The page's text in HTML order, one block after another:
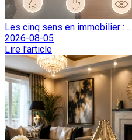
Les cinq sens en immobilier : ...
2026-08-05
Lire l'article